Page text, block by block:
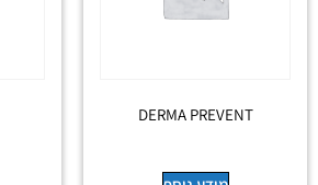
DERMA PREVENT